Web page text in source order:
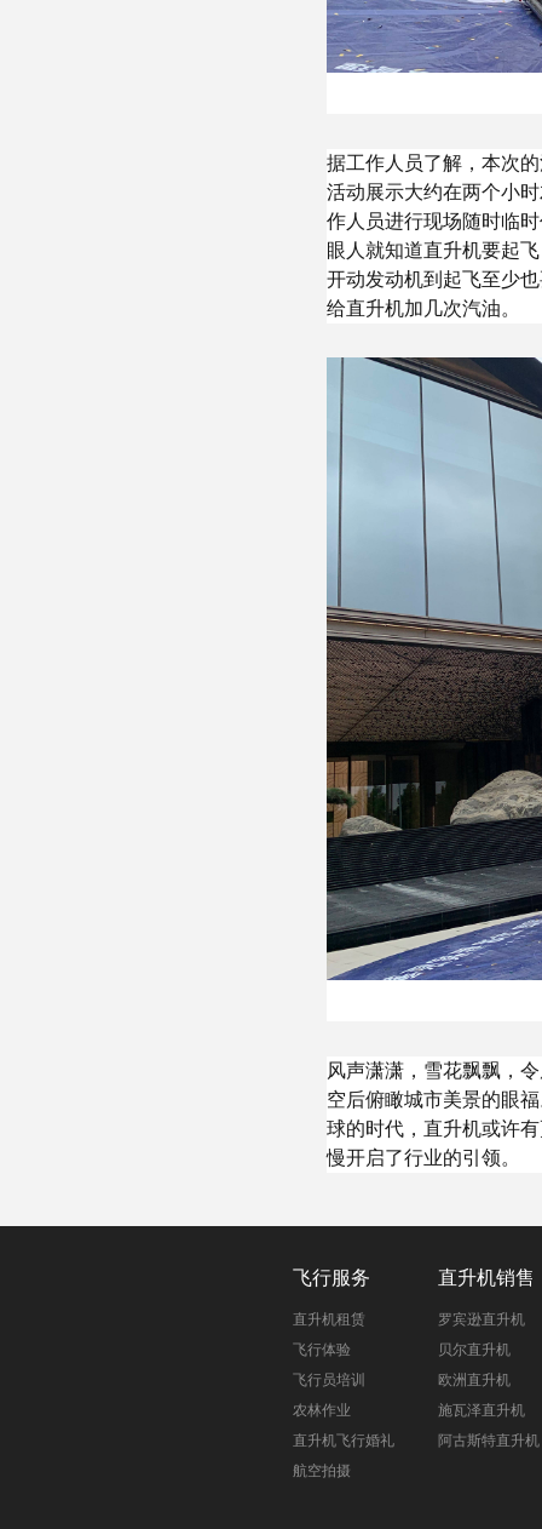
据工作人员了解，本次
活动展示大约在两个小
作人员进行现场随时临
眼人就知道直升机要起
开动发动机到起飞至少
给直升机加几次汽油。
风声潇潇，雪花飘飘，
空后俯瞰城市美景的眼
球的时代，直升机或许
慢开启了行业的引领。
飞行服务
直升机租赁
飞行体验
飞行员培训
农林作业
直升机飞行婚礼
航空拍摄
直升机销售
罗宾逊直升机
贝尔直升机
欧洲直升机
施瓦泽直升机
阿古斯特直升机